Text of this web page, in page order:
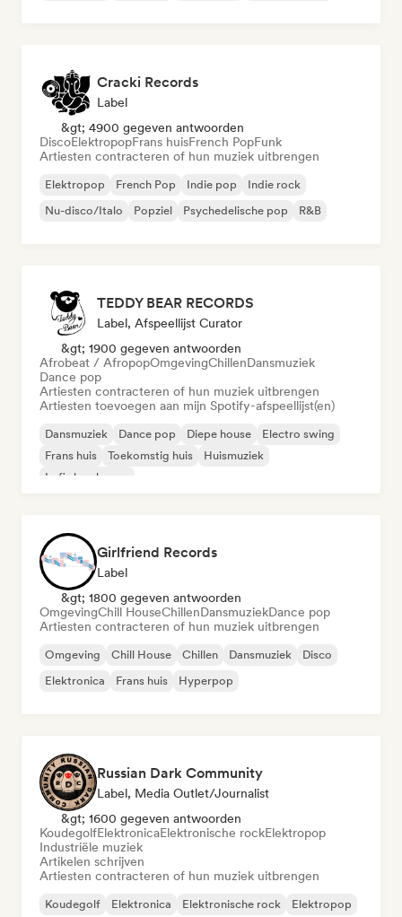
Cracki Records
Label
&gt; 4900 gegeven antwoorden
DiscoElektropopFrans huisFrench PopFunk
Artiesten contracteren of hun muziek uitbrengen
Elektropop French Pop Indie pop
Indie rock
Nu-disco/Italo
Popziel Psychedelische pop R&B
TEDDY BEAR RECORDS
Label, Afspeellijst Curator
&gt; 1900 gegeven antwoorden
Afrobeat / AfropopOmgevingChillenDansmuziek
Dance pop
Artiesten contracteren of hun muziek uitbrengen
Artiesten toevoegen aan mijn Spotify-afspeellijst(en)
Dansmuziek Dance pop Diepe house
Electro swing
Frans huis
Toekomstig huis
Huismuziek
Lofi slaapkamer
Girlfriend Records
Label
&gt; 1800 gegeven antwoorden
OmgevingChill HouseChillenDansmuziekDance pop
Artiesten contracteren of hun muziek uitbrengen
Omgeving Chill House Chillen Dansmuziek
Disco
Elektronica
Frans huis Hyperpop
Russian Dark Community
Label, Media Outlet/Journalist
&gt; 1600 gegeven antwoorden
KoudegolfElektronicaElektronische rockElektropop
Industriële muziek
Artikelen schrijven
Artiesten contracteren of hun muziek uitbrengen
Koudegolf Elektronica Elektronische rock
Elektropop